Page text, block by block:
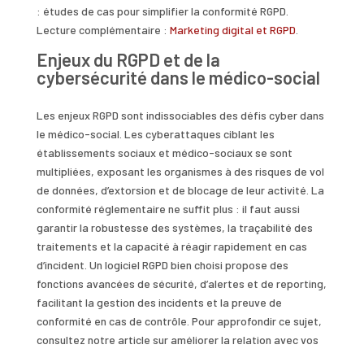
: études de cas pour simplifier la conformité RGPD.
Lecture complémentaire : Marketing digital et RGPD
Enjeux du RGPD et de la
cybersécurité dans le médico-social
Les enjeux RGPD sont indissociables des défis cyber dans
le médico-social. Les cyberattaques ciblant les
établissements sociaux et médico-sociaux se sont
multipliées, exposant les organismes à des risques de vol
de données, d’extorsion et de blocage de leur activité. La
conformité réglementaire ne suffit plus : il faut aussi
garantir la robustesse des systèmes, la traçabilité des
traitements et la capacité à réagir rapidement en cas
d’incident. Un logiciel RGPD bien choisi propose des
fonctions avancées de sécurité, d’alertes et de reporting,
facilitant la gestion des incidents et la preuve de
conformité en cas de contrôle. Pour approfondir ce sujet,
consultez notre article sur améliorer la relation avec vos